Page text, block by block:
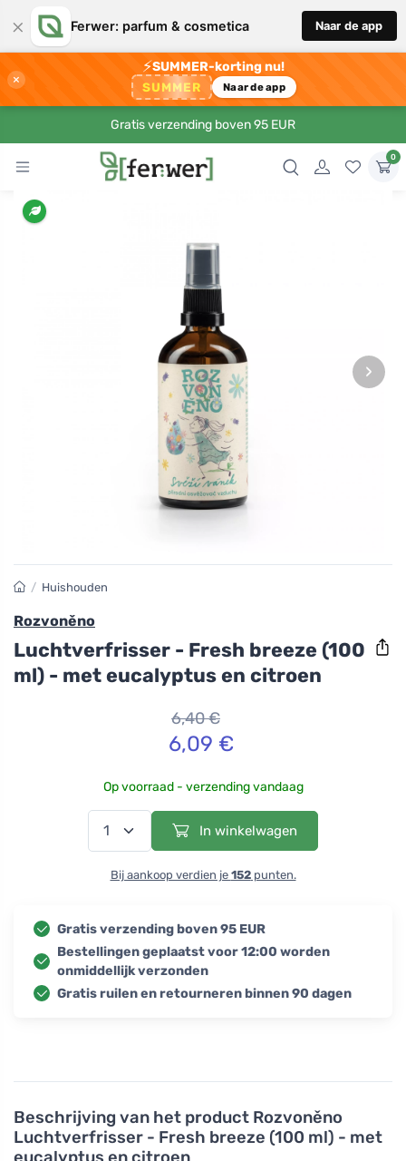
× Ferwer: parfum & cosmetica Naar de app
×
⚡SUMMER-korting nu!
SUMMER Naar de app
Gratis verzending boven 95 EUR
0
›
Beschrijving van het product Rozvoněno
Luchtverfrisser - Fresh breeze (100 ml) - met
eucalyptus en citroen
/ Huishouden
Rozvoněno
Luchtverfrisser - Fresh breeze (100
ml) - met eucalyptus en citroen
6,40 €
6,09 €
Op voorraad - verzending vandaag
In winkelwagen
Bij aankoop verdien je 152punten.
Gratis verzending boven 95 EUR
Bestellingen geplaatst voor 12:00 worden
onmiddellijk verzonden
Gratis ruilen en retourneren binnen 90 dagen